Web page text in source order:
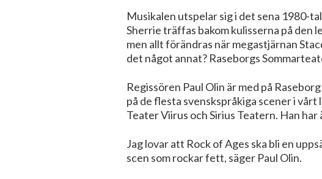
Musikalen utspelar sig i det sena 1980-
Sherrie träffas bakom kulisserna på
men allt förändras när megastjärnan
det något annat? Raseborgs
Regissören Paul Olin är med på
på de flesta svenskspråkiga scener i vårt
Teater Viirus och Sirius Teatern. Han
Jag lovar att Rock of Ages ska bli en
scen som rockar fett, säger Paul Olin.